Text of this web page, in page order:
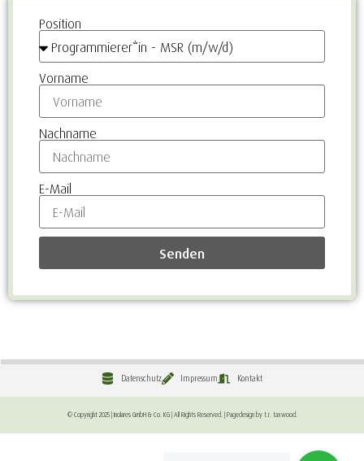
Position
Vorname
Nachname
E-Mail
Senden
Datenschutz Impressum Kontakt
© Copyright 2025 | Inolares GmbH & Co. KG | All Rights Reserved. | Pagedesign by t.r. taxwood.